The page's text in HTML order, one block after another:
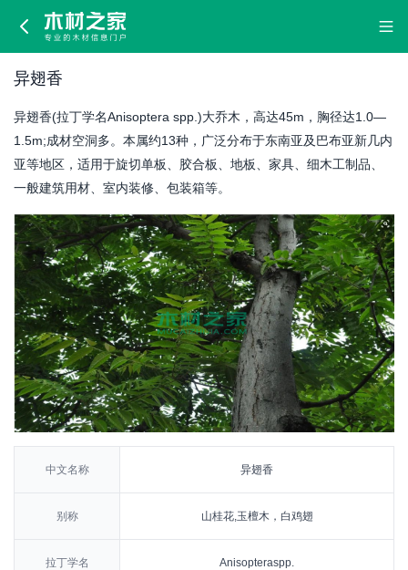
异
翅
异翅香
异翅香(拉丁学名Anisoptera spp.)大乔木，高达45m，胸径达1.0—
1.5m;成材空洞多。本属约13种，广泛分布于东南亚及巴布亚新几内
亚等地区，适用于旋切单板、胶合板、地板、家具、细木工制品、
一般建筑用材、室内装修、包装箱等。
中文名称 异翅香
别称 山桂花,玉檀木，白鸡翅
拉丁学名 Anisopteraspp.